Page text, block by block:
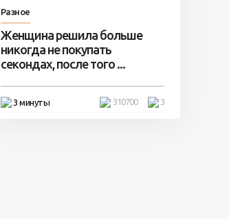
Разное
Женщина решила больше
никогда не покупать
секондах, после того ...
3 минуты 3
310700